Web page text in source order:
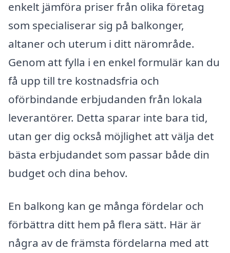
enkelt jämföra priser från olika företag
som specialiserar sig på balkonger,
altaner och uterum i ditt närområde.
Genom att fylla i en enkel formulär kan du
få upp till tre kostnadsfria och
oförbindande erbjudanden från lokala
leverantörer. Detta sparar inte bara tid,
utan ger dig också möjlighet att välja det
bästa erbjudandet som passar både din
budget och dina behov.
En balkong kan ge många fördelar och
förbättra ditt hem på flera sätt. Här är
några av de främsta fördelarna med att